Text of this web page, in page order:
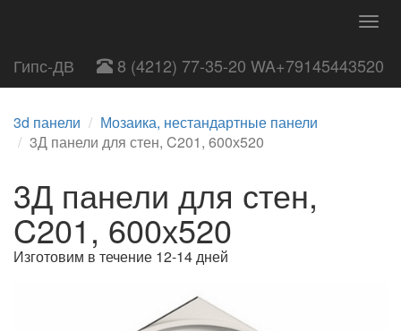
Гипс-ДВ 8 (4212) 77-35-20 WA+79145443520
3d панели
Мозаика, нестандартные панели
3Д панели для стен, C201, 600х520
3Д панели для стен,
C201, 600х520
Изготовим в течение 12-14 дней